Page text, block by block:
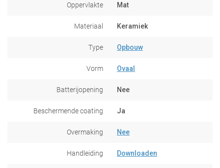
Oppervlakte Mat
Materiaal Keramiek
Type Opbouw
Vorm Ovaal
Batterijopening Nee
Beschermende coating Ja
Overmaking Nee
Handleiding Downloaden